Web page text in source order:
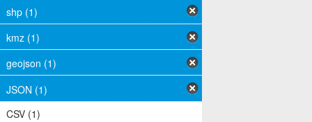
shp (1)
kmz (1)
geojson (1)
JSON (1)
CSV (1)